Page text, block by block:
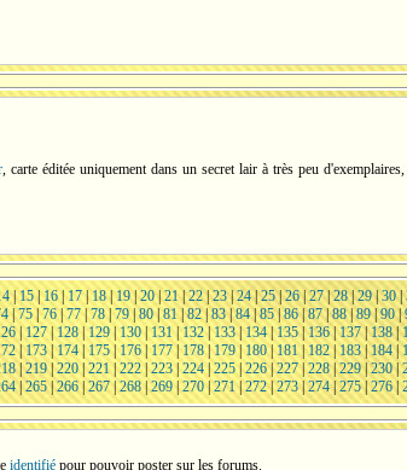
, carte éditée uniquement dans un secret lair à très peu
| 15|16| 17| 18|19|20| 21 |22| 23|24| 25| 26| 27|28| 29|30|
| 75|76| 77|78|79| 80| 81|82|83|84|85|86|87|88|89|90|
| 127| 128| 129| 130| 131| 132|133|134| 135| 136| 137| 138|
| 173| 174| 175| 176| 177| 178| 179| 180| 181| 182| 183|184|
| 219| 220| 221| 222| 223| 224| 225| 226| 227| 228|229|230|
| 265| 266| 267|268|269| 270| 271|272|273|274| 275|276|
identifié pour pouvoir poster sur les forums.